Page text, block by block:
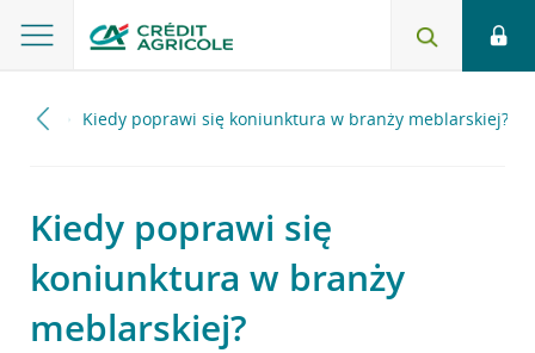
2023 Kiedy poprawi się koniunktura w branży meblarskiej?
Kiedy poprawi się
koniunktura w branży
meblarskiej?